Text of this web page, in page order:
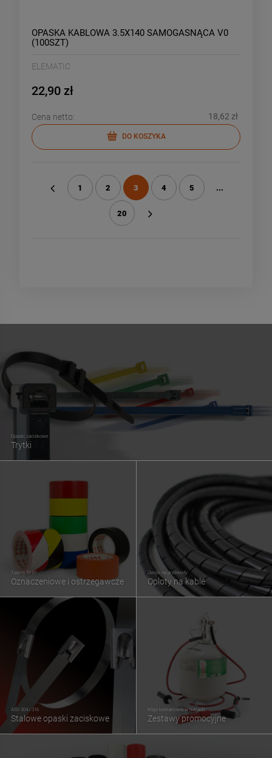
OPASKA KABLOWA 3.5X140 SAMOGASNĄCA V0
(100SZT)
ELEMATIC
22,90 zł
Cena netto: 18,62 zł
DO KOSZYKA
1 2 3 4 5 ...
20
Opaski zaciskowe
Trytki
Taśmy BHP
Oznaczeniowe i ostrzegawcze
Owijki na przewody
Oploty na kable
AISI 304 i 316
Stalowe opaski zaciskowe
Kleje kontaktowe w butlach
Zestawy promocyjne